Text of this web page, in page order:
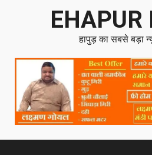
EHAPUR
हापुड़ का सबसे बड़ा